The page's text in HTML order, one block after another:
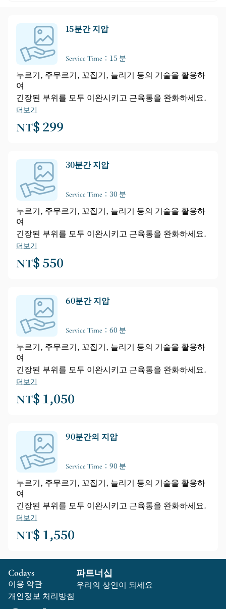
15분간 지압
Service Time：15 분
누르기, 주무르기, 꼬집기, 늘리기 등의 기술을 활용하
여
긴장된 부위를 모두 이완시키고 근육통을 완화하세요.
더보기
NT$ 299
30분간 지압
Service Time：30 분
누르기, 주무르기, 꼬집기, 늘리기 등의 기술을 활용하
여
긴장된 부위를 모두 이완시키고 근육통을 완화하세요.
더보기
NT$ 550
60분간 지압
Service Time：60 분
누르기, 주무르기, 꼬집기, 늘리기 등의 기술을 활용하
여
긴장된 부위를 모두 이완시키고 근육통을 완화하세요.
더보기
NT$ 1,050
90분간의 지압
Service Time：90 분
누르기, 주무르기, 꼬집기, 늘리기 등의 기술을 활용하
여
긴장된 부위를 모두 이완시키고 근육통을 완화하세요.
더보기
NT$ 1,550
Codays
이용 약관
개인정보 처리방침
파트너십
우리의 상인이 되세요